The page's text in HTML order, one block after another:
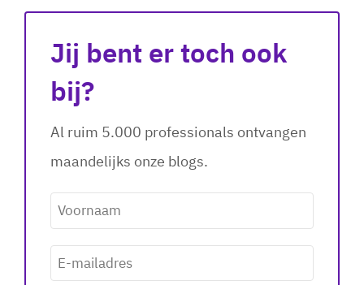
Jij bent er toch ook
bij?
Al ruim 5.000 professionals ontvangen
maandelijks onze blogs.
Voornaam *
E-
mailadres *